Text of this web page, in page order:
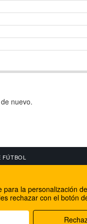
nuevo.
la personalización
rechazar con el botón